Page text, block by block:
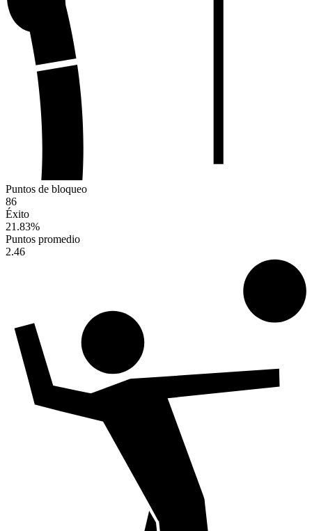
Puntos de bloqueo
86
Éxito
21.83%
Puntos promedio
2.46